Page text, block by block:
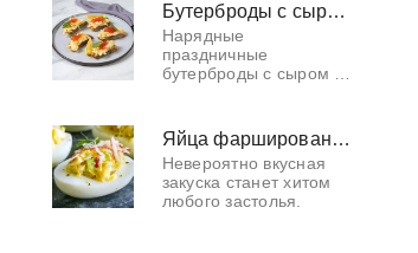
Бутерброды с сыром и красной икрой
Нарядные
праздничные
бутерброды с сыром и
просто так.
Яйца фаршированный крабовым мясом
Невероятно вкусная
закуска станет хитом
любого застолья.